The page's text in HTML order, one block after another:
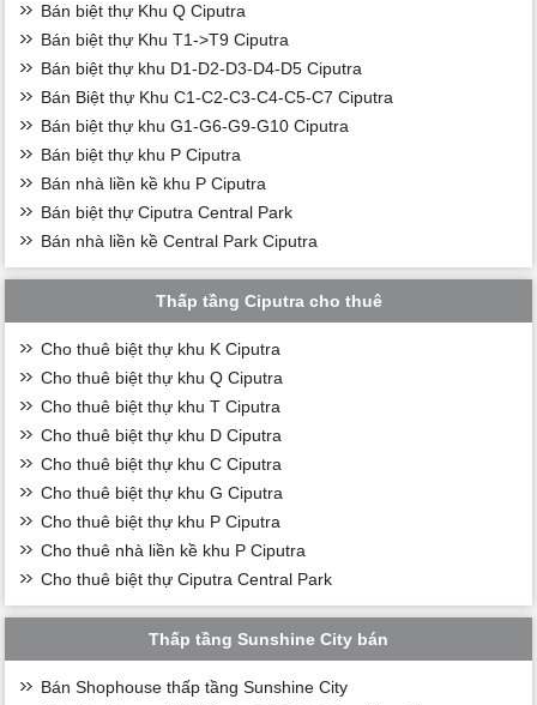
Bán biệt thự Khu Q Ciputra
Bán biệt thự Khu T1->T9 Ciputra
Bán biệt thự khu D1-D2-D3-D4-D5 Ciputra
Bán Biệt thự Khu C1-C2-C3-C4-C5-C7 Ciputra
Bán biệt thự khu G1-G6-G9-G10 Ciputra
Bán biệt thự khu P Ciputra
Bán nhà liền kề khu P Ciputra
Bán biệt thự Ciputra Central Park
Bán nhà liền kề Central Park Ciputra
Thấp tầng Ciputra cho thuê
Cho thuê biệt thự khu K Ciputra
Cho thuê biệt thự khu Q Ciputra
Cho thuê biệt thự khu T Ciputra
Cho thuê biệt thự khu D Ciputra
Cho thuê biệt thự khu C Ciputra
Cho thuê biệt thự khu G Ciputra
Cho thuê biệt thự khu P Ciputra
Cho thuê nhà liền kề khu P Ciputra
Cho thuê biệt thự Ciputra Central Park
Thấp tầng Sunshine City bán
Bán Shophouse thấp tầng Sunshine City